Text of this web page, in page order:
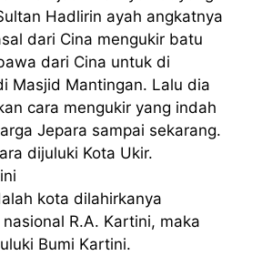
Hadlirin ayah angkatnya
dari Cina mengukir batu
dari Cina untuk di
Masjid Mantingan. Lalu dia
cara mengukir yang indah
Jepara sampai sekarang.
dijuluki Kota Ukir.
kota dilahirkanya
R.A. Kartini, maka
Bumi Kartini.